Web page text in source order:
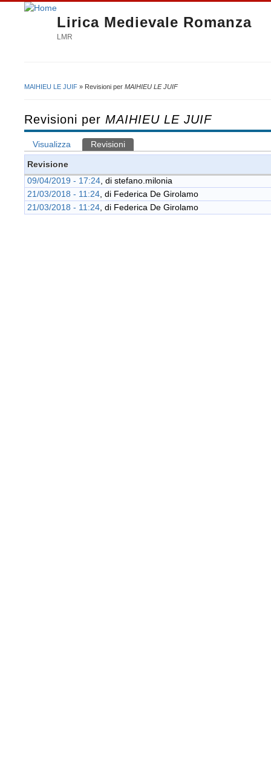
Lirica Medievale Romanza
LMR
MAIHIEU LE JUIF » Revisioni per MAIHIEU LE JUIF
Revisioni per MAIHIEU LE JUIF
Schede primarie
Visualizza Revisioni
Revisione
09/04/2019 - 17:24 , di stefano.milonia
21/03/2018 - 11:24 , di Federica De Girolamo
21/03/2018 - 11:24 , di Federica De Girolamo